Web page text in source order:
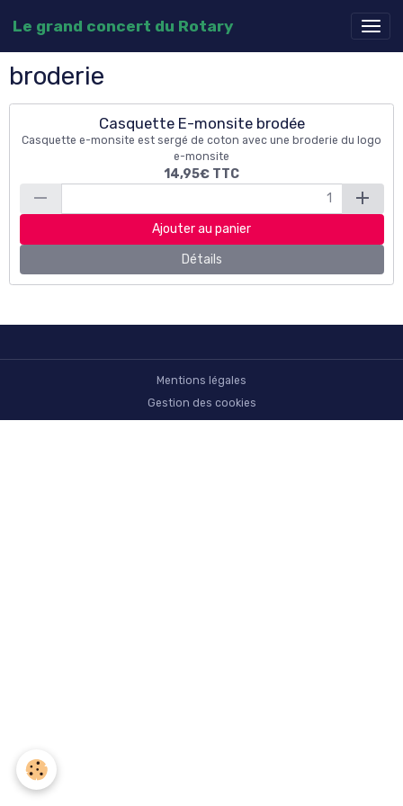
Le grand concert du Rotary
broderie
Casquette E-monsite brodée
Casquette e-monsite est sergé de coton avec une broderie du logo
e-monsite
14,95€ TTC
Ajouter au panier
Détails
Mentions légales
Gestion des cookies